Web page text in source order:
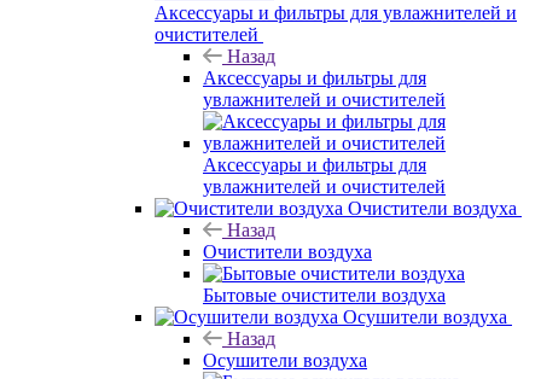
Аксессуары и фильтры для увлажнителей и
очистителей
Назад
Аксессуары и фильтры для
увлажнителей и очистителей
Аксессуары и фильтры для
увлажнителей и очистителей
Очистители воздуха
Назад
Очистители воздуха
Бытовые очистители воздуха
Осушители воздуха
Назад
Осушители воздуха